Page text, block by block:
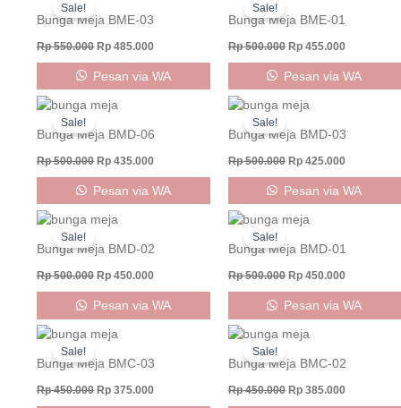
Sale!
Bunga Meja BME-03
Rp550.000
was:
Rp 550.000.
Rp 485.000
Pesan via WA
Sale!
Bunga Meja BME-01
Rp500.000
was:
Rp 500.000.
Rp455.000
Pesan via WA
Sale!
Bunga Meja BMD-06
Rp500.000
Original
was:
Rp 500.000.
Rp 435.000
is:
Pesan via WA
Sale!
Bunga Meja BMD-03
Rp500.000
Original
was:
Rp 500.000.
Rp425.000
is:
Pesan via WA
Sale!
Bunga Meja BMD-02
Rp500.000
Original
was:
Rp 500.000.
Rp 450.000
is:
Pesan via WA
Sale!
Bunga Meja BMD-01
Rp500.000
Original
was:
Rp 500.000.
Rp450.000
Pesan via WA
Sale!
Bunga Meja BMC-03
Rp450.000
Original
was:
Rp 450.000.
Rp 375.000
is:
Sale!
Bunga Meja BMC-02
Rp450.000
Original
was:
Rp 450.000.
Rp385.000
is: